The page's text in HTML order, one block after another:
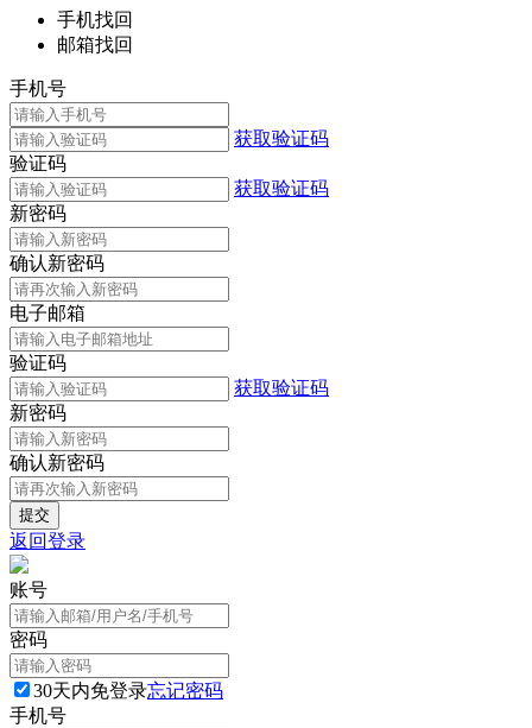
手机找回
邮箱找回
手机号
获取验证码
验证码
获取验证码
新密码
确认新密码
电子邮箱
验证码
获取验证码
新密码
确认新密码
返回登录
账号
密码
30天内免登录忘记密码
手机号